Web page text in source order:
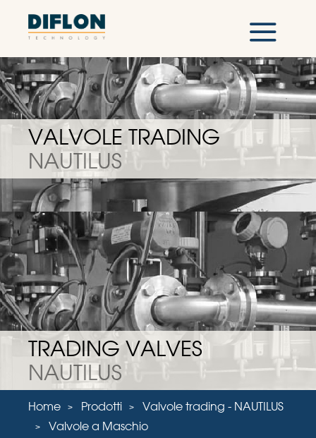
VALVOLE TRADING
NAUTILUS
TRADING VALVES
NAUTILUS
Home Prodotti
Valvole trading - NAUTILUS
Valvole a Maschio